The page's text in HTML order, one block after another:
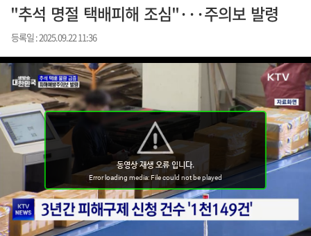
"추석 명절 택배피해 조심"···주의보 발령
등록일 : 2025.09.22 11:36